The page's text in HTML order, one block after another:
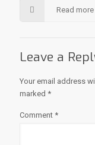
Read more
Leave a
Your email address
marked *
Comment *